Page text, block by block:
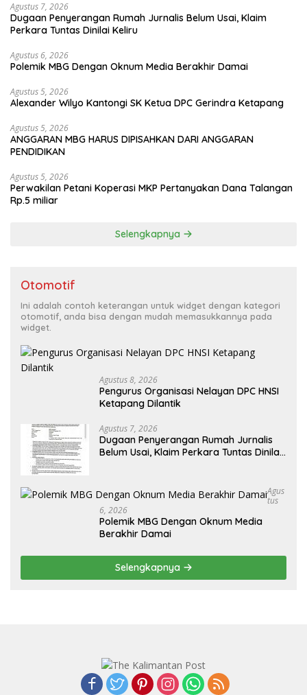
Agustus 7, 2026
Dugaan Penyerangan Rumah Jurnalis Belum Usai, Klaim
Perkara Tuntas Dinilai Keliru
Agustus 6, 2026
Polemik MBG Dengan Oknum Media Berakhir Damai
Agustus 5, 2026
Alexander Wilyo Kantongi SK Ketua DPC Gerindra Ketapang
Agustus 5, 2026
ANGGARAN MBG HARUS DIPISAHKAN DARI ANGGARAN
PENDIDIKAN
Agustus 5, 2026
Perwakilan Petani Koperasi MKP Pertanyakan Dana Talangan
Rp.5 miliar
Selengkapnya
Otomotif
Ini adalah contoh keterangan untuk widget dengan kategori
otomotif, anda bisa dengan mudah memasukkannya pada
widget.
Agustus 8, 2026
Pengurus Organisasi Nelayan DPC HNSI
Ketapang Dilantik
Agustus 7, 2026
Dugaan Penyerangan Rumah Jurnalis
Belum Usai, Klaim Perkara Tuntas Dinilai
Agus
Tus
6, 2026
Polemik MBG Dengan Oknum Media
Berakhir Damai
Selengkapnya